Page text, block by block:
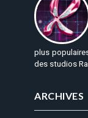
plus
des studios
ARCHIVES